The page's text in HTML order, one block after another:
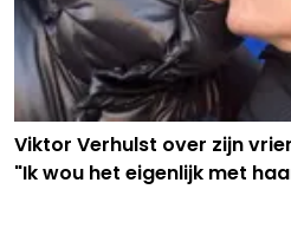
Viktor Verhulst over zijn
"Ik wou het eigenlijk met